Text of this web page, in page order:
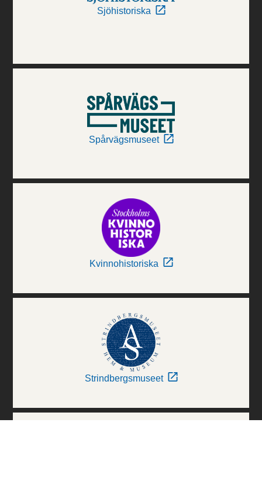
Sjöhistoriska
Spårvägsmuseet
Kvinnohistoriska
Strindbergsmuseet